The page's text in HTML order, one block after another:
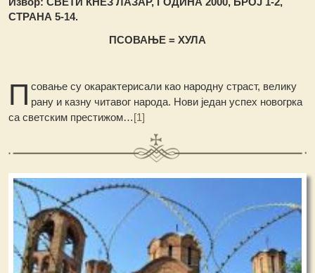
СТРАНА 5-14.
ПСОВАЊЕ = ХУЛА
П совање су окарактерисали као народну страст, велику
рану и казну читавог народа. Нови један успех новогрка
са светским престижом…[1]